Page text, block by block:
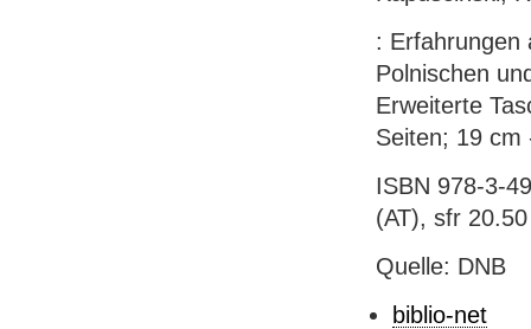
: Erfahrungen
Polnischen
Erweiterte
Seiten; 19 cm
ISBN 978-3-
(AT), sfr
Quelle: DNB
biblio-net